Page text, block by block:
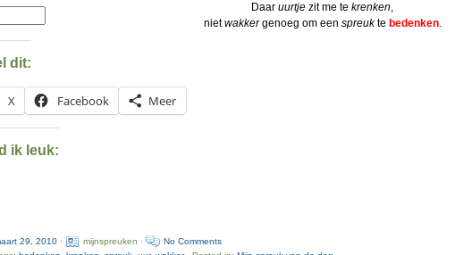
Daaruurtje zit me tekrenken,
nietwakkergenoeg om een spreukte bedenken.
dit:
X Facebook Meer
ik leuk:
29, 2010 · mijnspreuken ·
No Comments